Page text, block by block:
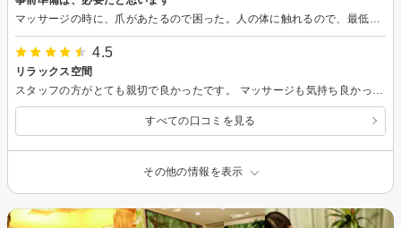
4.5
リラックス空間
すべての口コミを見る
その他の情報を表示